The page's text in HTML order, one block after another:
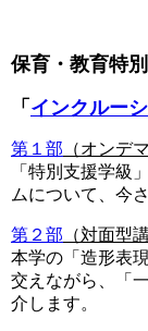
保育・教育特
「 インクルー
第１部 （オンデ
「特別支援学級
ムについて、今
第２部 （対面型
本学の「造形表
交えながら、「
介します。